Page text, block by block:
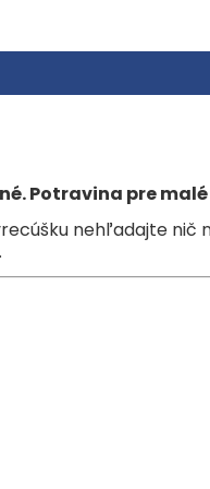
jablká (43 %), koncentrát
Potravina pre
nehľadajte nič